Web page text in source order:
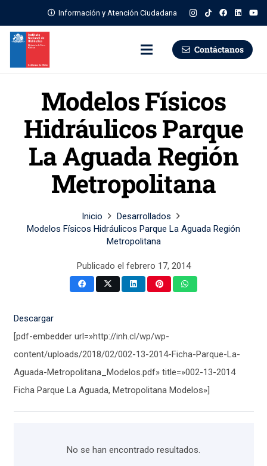
Información y Atención Ciudadana
Contáctanos
Modelos Físicos
Hidráulicos Parque
La Aguada Región
Metropolitana
Inicio
Desarrollados
Modelos Físicos Hidráulicos Parque La Aguada Región
Metropolitana
Publicado el febrero 17, 2014
Descargar
[pdf-embedder url=»http://inh.cl/wp/wp-
content/uploads/2018/02/002-13-2014-Ficha-Parque-La-
Aguada-Metropolitana_Modelos.pdf» title=»002-13-2014
Ficha Parque La Aguada, Metropolitana Modelos»]
No se han encontrado resultados.